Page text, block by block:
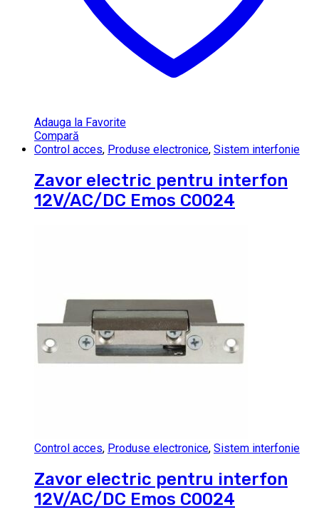
Adauga la Favorite
Compară
Control acces, Produse electronice, Sistem interfonie
Zavor electric pentru interfon
12V/AC/DC Emos C0024
Control acces, Produse electronice, Sistem interfonie
Zavor electric pentru interfon
12V/AC/DC Emos C0024